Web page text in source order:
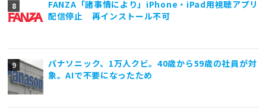
FANZA「諸事情により」iPhone・iPad用視聴アプリ
配信停止 再インストール不可
パナソニック、1万人クビ。40歳から59歳の社員が対
象。AIで不要になったため